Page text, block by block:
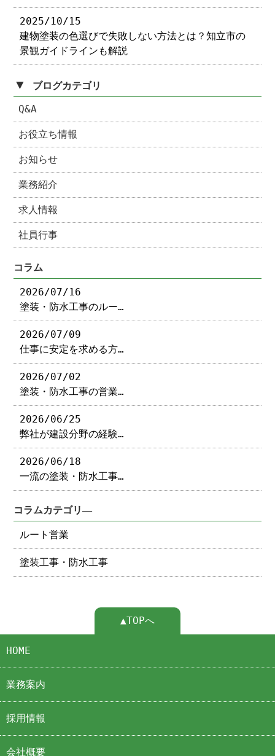
2025/10/15
建物塗装の色選びで失敗しない方法とは？知立市の
景観ガイドラインも解説
▼ ブログカテゴリ
Q&A
お役立ち情報
お知らせ
業務紹介
求人情報
社員行事
コラム
2026/07/16
塗装・防水工事のルー…
2026/07/09
仕事に安定を求める方…
2026/07/02
塗装・防水工事の営業…
2026/06/25
弊社が建設分野の経験…
2026/06/18
一流の塗装・防水工事…
コラムカテゴリ―
ルート営業
塗装工事・防水工事
▲TOPへ
HOME
業務案内
採用情報
会社概要